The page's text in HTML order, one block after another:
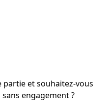
partie et souhaitez-vous
engagement ?